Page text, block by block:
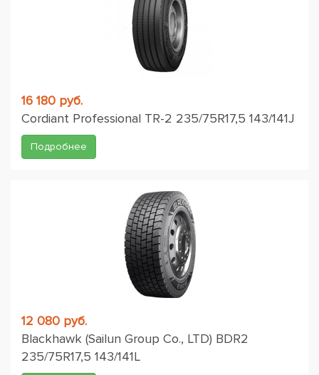
16 180 руб.
Cordiant Professional TR-2 235/75R17,5 143/141J
Подробнее
12 080 руб.
Blackhawk (Sailun Group Co., LTD) BDR2
235/75R17,5 143/141L